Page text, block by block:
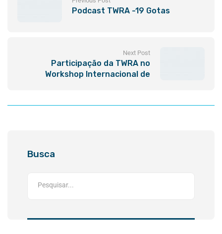
Podcast TWRA -19 Gotas
Next Post
Participação da TWRA no
Workshop Internacional de
Recursos Hídricos
Busca